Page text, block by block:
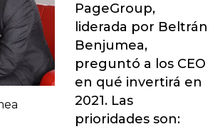
PageGroup,
liderada por Beltrán
Benjumea,
preguntó a los CEO
en qué invertirá en
2021. Las
prioridades son: